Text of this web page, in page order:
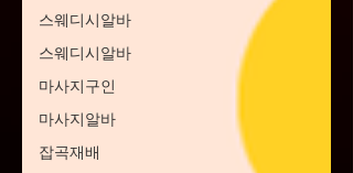
스웨디시알바
스웨디시알바
마사지구인
마사지알바
잡곡재배